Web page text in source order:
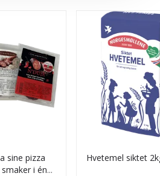
sine pizza
i én
Hvetemel siktet